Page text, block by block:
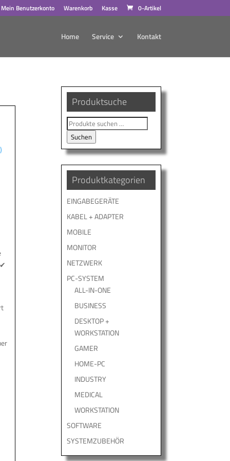
Mein Benutzerkonto Warenkorb Kasse 0-Artikel
Home Service Kontakt
)
Produktsuche
Suche
nach:
Suchen
Produktkategorien
EINGABEGERÄTE
KABEL + ADAPTER
MOBILE
MONITOR
NETZWERK
PC-SYSTEM
ALL-IN-ONE
BUSINESS
DESKTOP +
WORKSTATION
GAMER
HOME-PC
INDUSTRY
MEDICAL
WORKSTATION
SOFTWARE
SYSTEMZUBEHÖR